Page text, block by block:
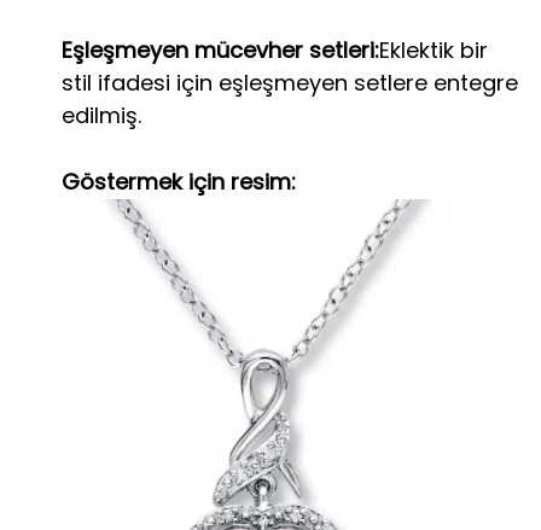
Eşleşmeyen mücevher setleri:Eklektik bir
stil ifadesi için eşleşmeyen setlere entegre
edilmiş.
Göstermek için resim: